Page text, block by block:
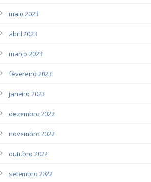
maio 2023
abril 2023
março 2023
fevereiro 2023
janeiro 2023
dezembro 2022
novembro 2022
outubro 2022
setembro 2022